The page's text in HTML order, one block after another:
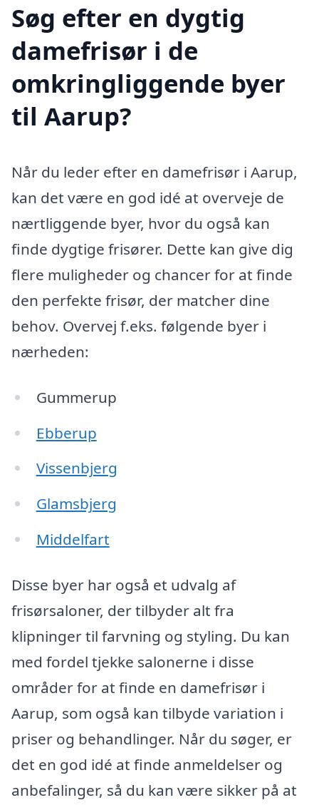
Søg efter en dygtig
damefrisør i de
omkringliggende byer
til Aarup?
Når du leder efter en damefrisør i Aarup,
kan det være en god idé at overveje de
nærtliggende byer, hvor du også kan
finde dygtige frisører. Dette kan give dig
flere muligheder og chancer for at finde
den perfekte frisør, der matcher dine
behov. Overvej f.eks. følgende byer i
nærheden:
Gummerup
Ebberup
Vissenbjerg
Glamsbjerg
Middelfart
Disse byer har også et udvalg af
frisørsaloner, der tilbyder alt fra
klipninger til farvning og styling. Du kan
med fordel tjekke salonerne i disse
områder for at finde en damefrisør i
Aarup, som også kan tilbyde variation i
priser og behandlinger. Når du søger, er
det en god idé at finde anmeldelser og
anbefalinger, så du kan være sikker på at